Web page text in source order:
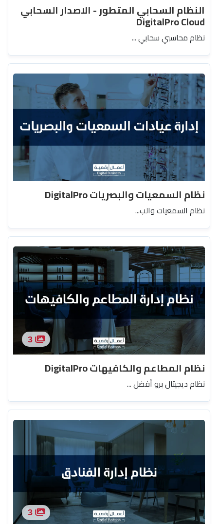
النظام السحابي المتطور - الاصدار السحابي
DigitalPro Cloud
نظام محاسبي سحابي ...
نظام السمعيات والبصريات DigitalPro
نظام السمعيات والب...
3
نظام المطاعم والكافيهات DigitalPro
نظام ديجيتال برو أفضل ...
3